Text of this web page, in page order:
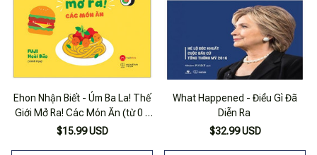
Ehon Nhận Biết - Úm Ba La! Thế
Giới Mở Ra! Các Món Ăn (từ 0 -
3 Tuổi)
$15.99 USD
What Happened - Điều Gì Đã
Diễn Ra
$32.99 USD